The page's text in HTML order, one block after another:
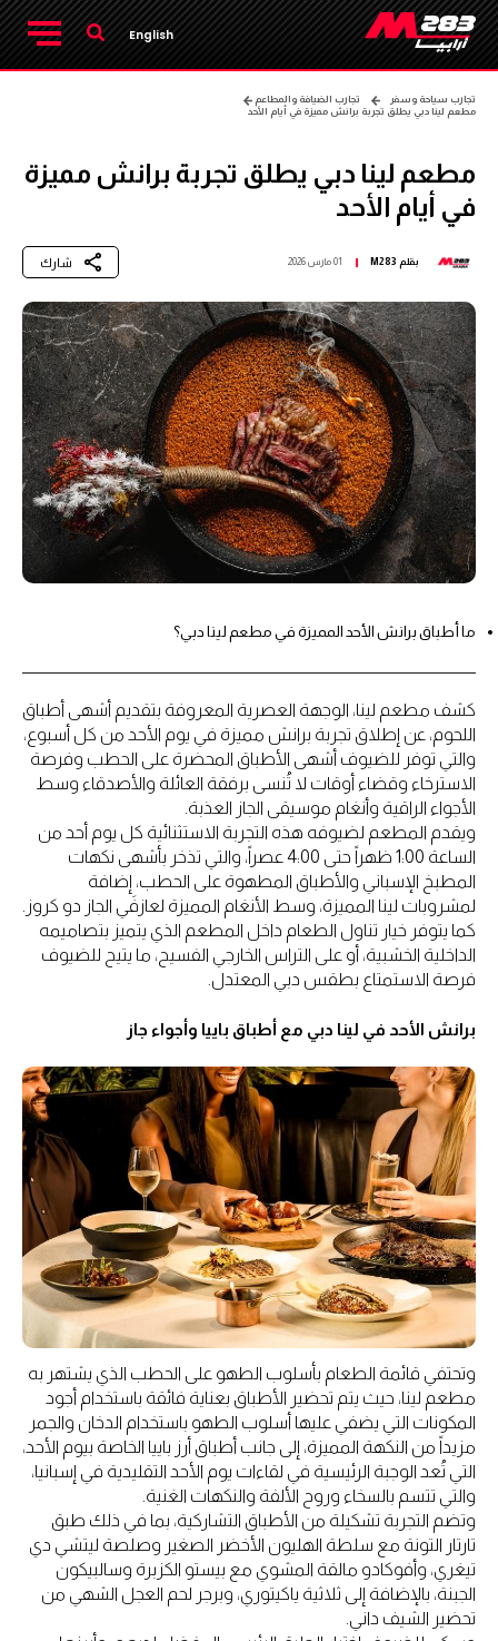
English
تجارب سياحة وسفر
تجارب الضيافة والمطاعم
مطعم لينا دبي يطلق تجربة برانش مميزة في أيام الأحد
مطعم لينا دبي يطلق تجربة برانش مميزة
في أيام الأحد
بقلم M283 01 مارس 2026 شارك
ما أطباق برانش الأحد المميزة في مطعم لينا دبي؟
كشف مطعم لينا، الوجهة العصرية المعروفة بتقديم أشهى أطباق
اللحوم، عن إطلاق تجربة برانش مميزة في يوم الأحد من كل أسبوع،
والتي توفر للضيوف أشهى الأطباق المحضرة على الحطب وفرصة
الاسترخاء وقضاء أوقات لا تُنسى برفقة العائلة والأصدقاء وسط
الأجواء الراقية وأنغام موسيقى الجاز العذبة.
ويقدم المطعم لضيوفه هذه التجربة الاستثنائية كل يوم أحد من
الساعة 1:00 ظهراً حتى 4:00 عصراً، والتي تذخر بأشهى نكهات
المطبخ الإسباني والأطباق المطهوة على الحطب، إضافة
لمشروبات لينا المميزة، وسط الأنغام المميزة لعازفَي الجاز دو كروز.
كما يتوفر خيار تناول الطعام داخل المطعم الذي يتميز بتصاميمه
الداخلية الخشبية، أو على التراس الخارجي الفسيح، ما يتيح للضيوف
فرصة الاستمتاع بطقس دبي المعتدل.
برانش الأحد في لينا دبي مع أطباق باييا وأجواء جاز
وتحتفي قائمة الطعام بأسلوب الطهو على الحطب الذي يشتهر به
مطعم لينا، حيث يتم تحضير الأطباق بعناية فائقة باستخدام أجود
المكونات التي يضفي عليها أسلوب الطهو باستخدام الدخان والجمر
مزيداً من النكهة المميزة، إلى جانب أطباق أرز باييا الخاصة بيوم الأحد،
التي تُعد الوجبة الرئيسية في لقاءات يوم الأحد التقليدية في إسبانيا،
والتي تتسم بالسخاء وروح الألفة والنكهات الغنية.
وتضم التجربة تشكيلة من الأطباق التشاركية، بما في ذلك طبق
تارتار التونة مع سلطة الهليون الأخضر الصغير وصلصة ليتشي دي
تيغري، وأفوكادو مالقة المشوي مع بيستو الكزبرة وسالبيكون
الجبنة، بالإضافة إلى ثلاثية ياكيتوري، وبرجر لحم العجل الشهي من
تحضير الشيف داني.